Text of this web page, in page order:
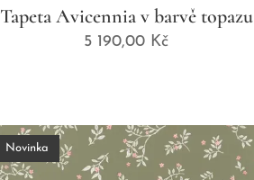
Tapeta Avicennia v barvě topazu
5 190,00 Kč
Novinka